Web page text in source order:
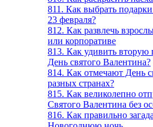
811. Как выбрать
23 февраля?
812. Как развлечь
или корпоративе
813. Как удивить вторую
День святого Валентина?
814. Как отмечают День
разных странах?
815. Как великолепно
Святого Валентина без
816. Как правильно